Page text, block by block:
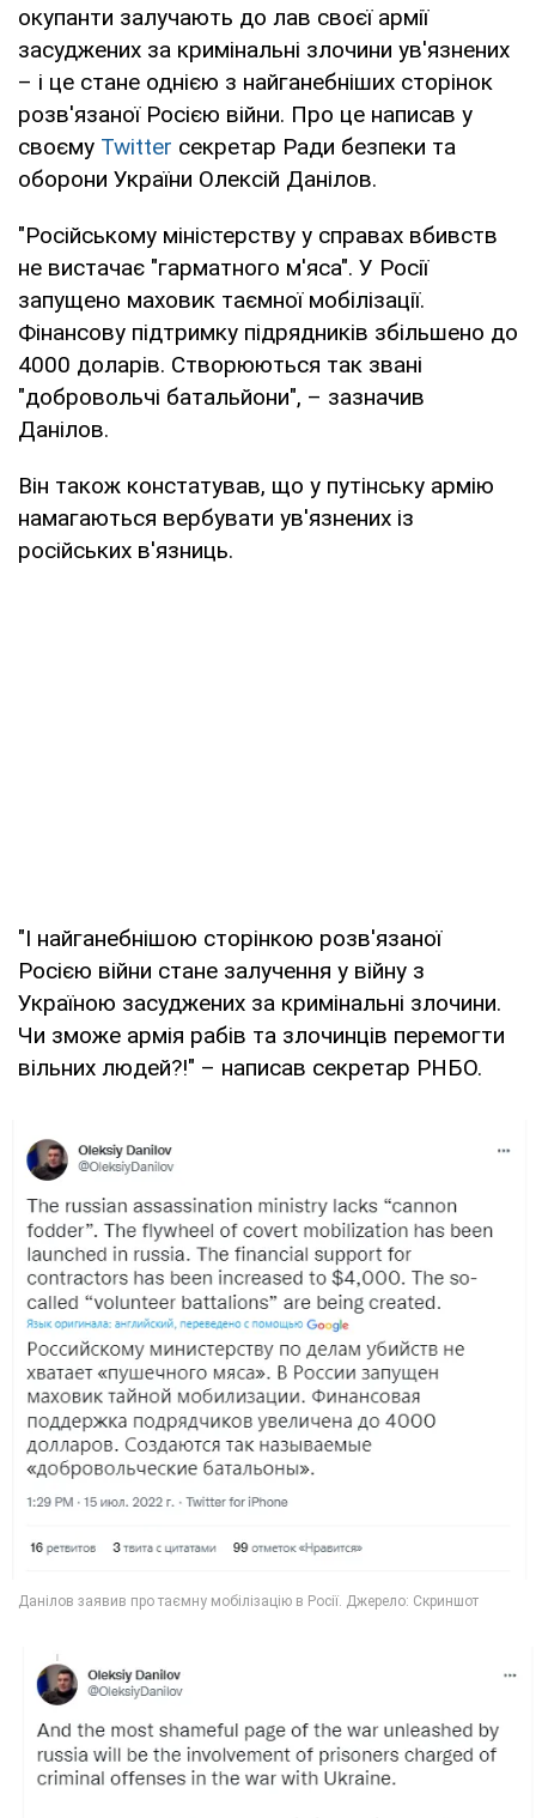
окупанти залучають до лав своєї армії
засуджених за кримінальні злочини ув'язнених
– і це стане однією з найганебніших сторінок
розв'язаної Росією війни. Про це написав у
своєму Twitter секретар Ради безпеки та
оборони України Олексій Данілов.
"Російському міністерству у справах вбивств
не вистачає "гарматного м'яса". У Росії
запущено маховик таємної мобілізації.
Фінансову підтримку підрядників збільшено до
4000 доларів. Створюються так звані
"добровольчі батальйони", – зазначив
Данілов.
Він також констатував, що у путінську армію
намагаються вербувати ув'язнених із
російських в'язниць.
"І найганебнішою сторінкою розв'язаної
Росією війни стане залучення у війну з
Україною засуджених за кримінальні злочини.
Чи зможе армія рабів та злочинців перемогти
вільних людей?!" – написав секретар РНБО.